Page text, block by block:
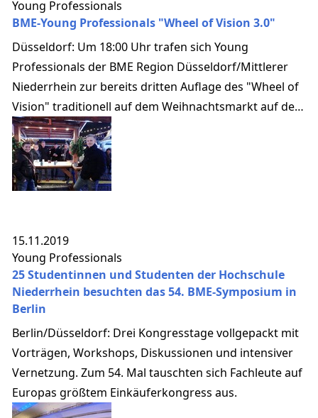
Young Professionals
BME-Young Professionals "Wheel of Vision 3.0"
Düsseldorf: Um 18:00 Uhr trafen sich Young
Professionals der BME Region Düsseldorf/Mittlerer
Niederrhein zur bereits dritten Auflage des "Wheel of
Vision" traditionell auf dem Weihnachtsmarkt auf dem
Burgplatz.
15.11.2019
Young Professionals
25 Studentinnen und Studenten der Hochschule
Niederrhein besuchten das 54. BME-Symposium in
Berlin
Berlin/Düsseldorf: Drei Kongresstage vollgepackt mit
Vorträgen, Workshops, Diskussionen und intensiver
Vernetzung. Zum 54. Mal tauschten sich Fachleute auf
Europas größtem Einkäuferkongress aus.